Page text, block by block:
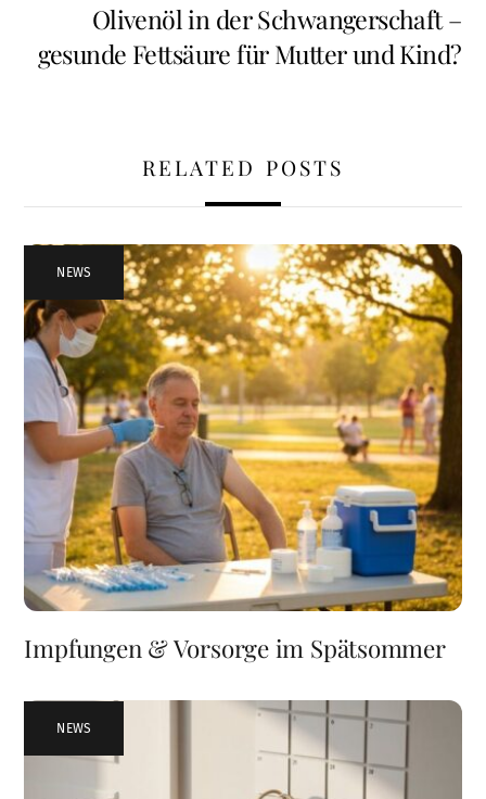
Olivenöl in der Schwangerschaft –
gesunde Fettsäure für Mutter und Kind?
RELATED POSTS
NEWS
Impfungen & Vorsorge im Spätsommer
NEWS